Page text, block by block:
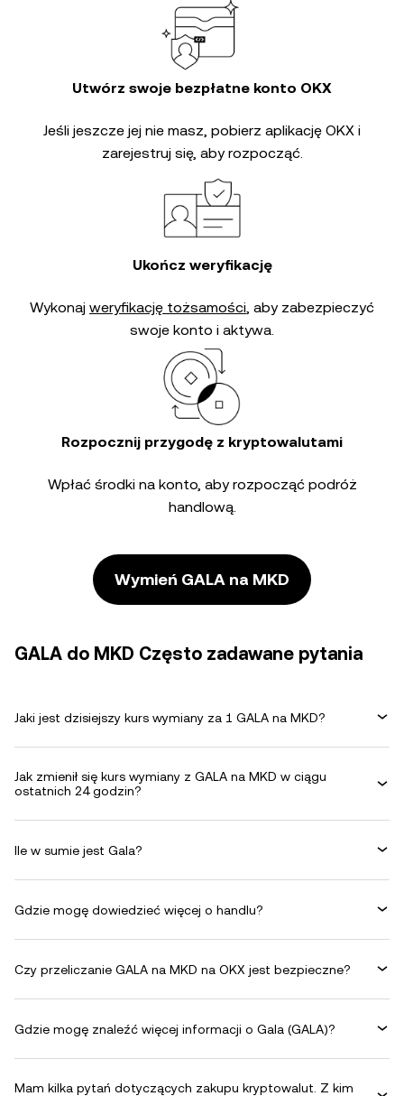
Utwórz swoje bezpłatne konto OKX
Jeśli jeszcze jej nie masz, pobierz aplikację OKX i
zarejestruj się, aby rozpocząć.
Ukończ weryfikację
Wykonaj weryfikację tożsamości, aby zabezpieczyć
swoje konto i aktywa.
Rozpocznij przygodę z kryptowalutami
Wpłać środki na konto, aby rozpocząć podróż
handlową.
Wymień GALA na MKD
GALA do MKD Często zadawane pytania
Jaki jest dzisiejszy kurs wymiany za 1 GALA na MKD?
Jak zmienił się kurs wymiany z GALA na MKD w ciągu
ostatnich 24 godzin?
Ile w sumie jest Gala?
Gdzie mogę dowiedzieć więcej o handlu?
Czy przeliczanie GALA na MKD na OKX jest bezpieczne?
Gdzie mogę znaleźć więcej informacji o Gala (GALA)?
Mam kilka pytań dotyczących zakupu kryptowalut. Z kim